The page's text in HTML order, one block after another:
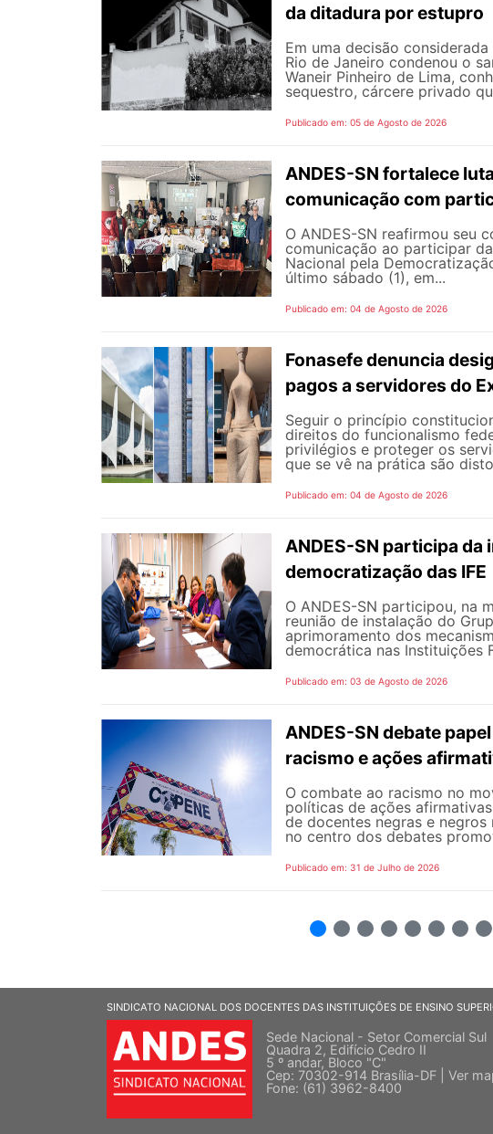
da ditadura por estupro
Em uma decisão
Rio de Janeiro condenou o
Waneir Pinheiro de Lima,
sequestro, cárcere privado
Publicado em: 05 de Agosto de 2026
ANDES-SN fortalece
comunicação com
O ANDES-SN reafirmou seu
comunicação ao participar
Nacional pela
último sábado (1), em...
Publicado em: 04 de Agosto de 2026
Fonasefe denuncia
pagos a servidores do
Seguir o princípio
direitos do funcionalismo
privilégios e proteger os
que se vê na prática são
Publicado em: 04 de Agosto de 2026
ANDES-SN participa da
democratização das IFE
O ANDES-SN participou, na
reunião de instalação do
aprimoramento dos
democrática nas Instituições
Publicado em: 03 de Agosto de 2026
ANDES-SN debate
racismo e ações
O combate ao racismo no
políticas de ações
de docentes negras e
no centro dos debates
Publicado em: 31 de Julho de 2026
SINDICATO NACIONAL DOS DOCENTES DAS INSTITUIÇÕES DE ENSINO
Sede Nacional - Setor Comercial Sul
Quadra 2, Edifício Cedro II
5 º andar, Bloco "C"
Cep: 70302-914 Brasília-DF | Ver
Fone: (61) 3962-8400